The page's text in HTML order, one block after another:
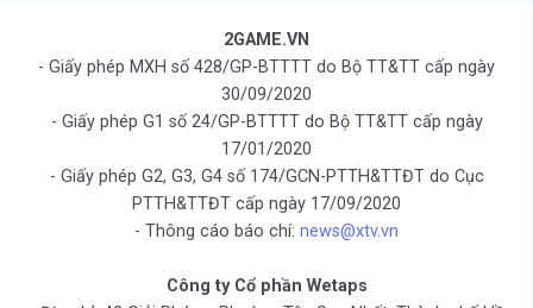
2GAME.VN
- Giấy phép MXH số 428/GP-BTTTT do Bộ TT&TT cấp ngày
30/09/2020
- Giấy phép G1 số 24/GP-BTTTT do Bộ TT&TT cấp ngày
17/01/2020
- Giấy phép G2, G3, G4 số 174/GCN-PTTH&TTĐT do Cục
PTTH&TTĐT cấp ngày 17/09/2020
- Thông cáo báo chí: news@xtv.vn
Công ty Cổ phần Wetaps